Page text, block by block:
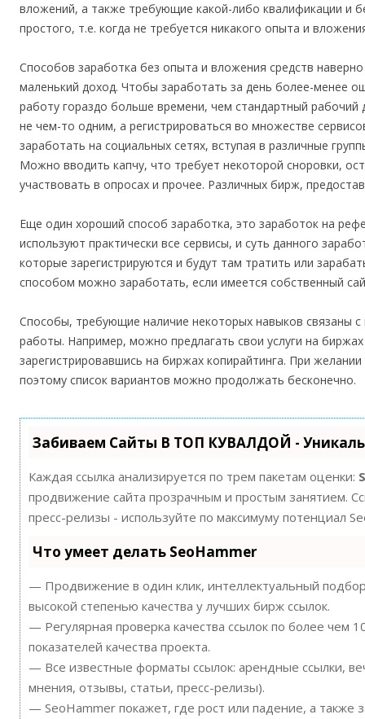
вложений, а также требующие какой-либо квалификации и
простого, т.е. когда не требуется никакого опыта и
Способов заработка без опыта и вложения средств
маленький доход. Чтобы заработать за день более-менее
работу гораздо больше времени, чем стандартный рабочий
не чем-то одним, а регистрироваться во множестве
заработать на социальных сетях, вступая в различные
Можно вводить капчу, что требует некоторой сноровки,
участвовать в опросах и прочее. Различных бирж,
Еще один хороший способ заработка, это заработок на
используют практически все сервисы, и суть данного
которые зарегистрируются и будут там тратить или
способом можно заработать, если имеется собственный
Способы, требующие наличие некоторых навыков связаны
работы. Например, можно предлагать свои услуги на
зарегистрировавшись на биржах копирайтинга. При
поэтому список вариантов можно продолжать бесконечно.
Забиваем Сайты В ТОП КУВАЛДОЙ -
Каждая ссылка анализируется по трем пакетам оценки:
продвижение сайта прозрачным и простым занятием.
пресс-релизы - используйте по максимуму потенциал
Что умеет делать SeoHammer
— Продвижение в один клик, интеллектуальный
высокой степенью качества у лучших бирж ссылок.
— Регулярная проверка качества ссылок по более чем
показателей качества проекта.
— Все известные форматы ссылок: арендные ссылки,
мнения, отзывы, статьи, пресс-релизы).
— SeoHammer покажет, где рост или падение, а также